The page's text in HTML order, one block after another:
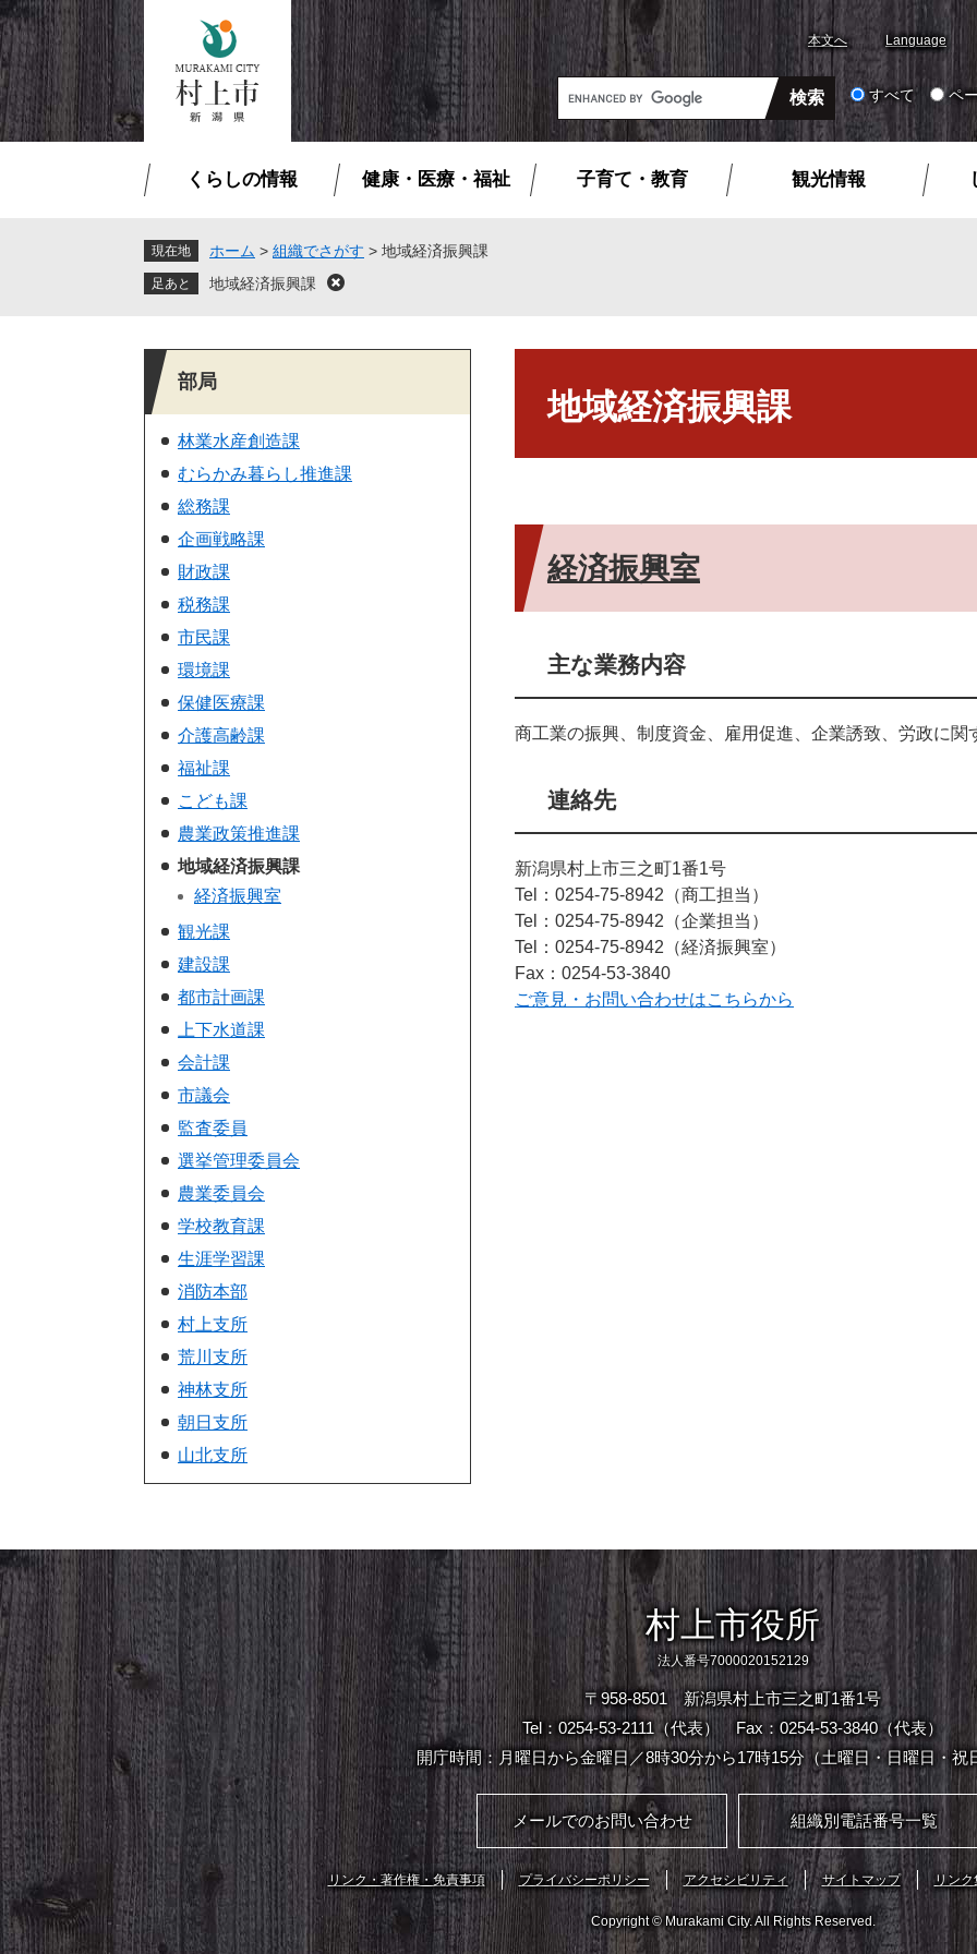
ペ
ー
ジ
の
先
頭
メ
ニ
ュ
ー
を
飛
本文へ Language
G
o
o
検
すべて ペ
くらしの情報 健康・医療・福祉 子育て・教育 観光情報
現在地 ホーム > 組織でさがす > 地域経済振興課
地域経済振興課
閉
地域経済振興課
経済振興室
主な業務内容
商工業の振興、制度資金、雇用促進、企業誘致、労政に関
連絡先
新潟県村上市三之町1番1号
Tel：0254-75-8942
商工担当
Tel：0254-75-8942
企業担当
Tel：0254-75-8942
経済振興室
Fax：0254-53-3840
ご意見・お問い合わせはこちらから
部局
林業水産創造課
むらかみ暮らし推進課
総務課
企画戦略課
財政課
税務課
市民課
環境課
保健医療課
介護高齢課
福祉課
こども課
農業政策推進課
地域経済振興課
経済振興室
観光課
建設課
都市計画課
上下水道課
会計課
市議会
監査委員
選挙管理委員会
農業委員会
学校教育課
生涯学習課
消防本部
村上支所
荒川支所
神林支所
朝日支所
山北支所
村上市役所
法人番号7000020152129
〒958-8501 新潟県村上市三之町1番1号
Tel：0254-53-2111（代表）
Fax：0254-53-3840（代表）
開庁時間：月曜日から金曜日／8時30分から17時15分（土曜日・日曜日・祝
メールでのお問い合わせ 組織別電話番号一覧
リンク・著作権・免責事項 プライバシーポリシー アクセシビリティ サイトマップ リンク
Copyright © Murakami City. All Rights Reserved.